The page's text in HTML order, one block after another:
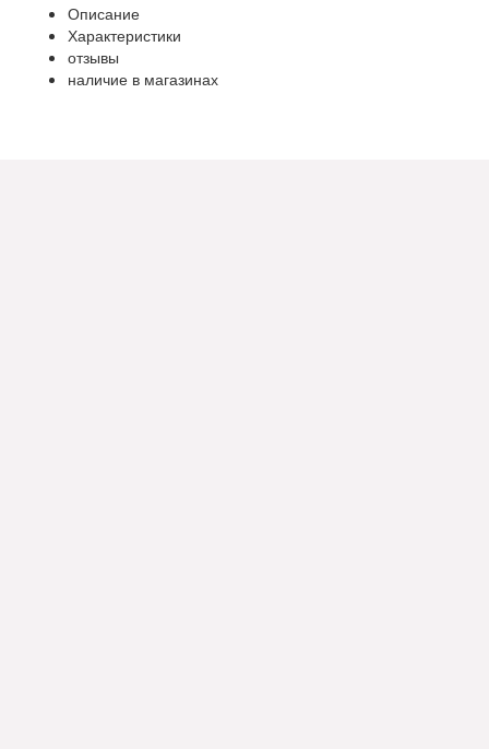
Описание
Характеристики
отзывы
наличие в магазинах